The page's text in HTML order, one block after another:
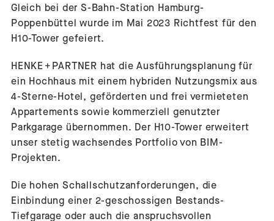
Gleich bei der S-Bahn-Station Hamburg-
Poppenbüttel wurde im Mai 2023 Richtfest für den
H10-Tower gefeiert.
HENKE + PARTNER hat die Ausführungsplanung für
ein Hochhaus mit einem hybriden Nutzungsmix aus
4-Sterne-Hotel, geförderten und frei vermieteten
Appartements sowie kommerziell genutzter
Parkgarage übernommen. Der H10-Tower erweitert
unser stetig wachsendes Portfolio von BIM-
Projekten.
Die hohen Schallschutzanforderungen, die
Einbindung einer 2-geschossigen Bestands-
Tiefgarage oder auch die anspruchsvollen